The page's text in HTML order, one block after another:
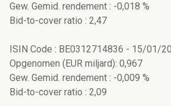
Gew. Gemid. rendement : -0,018 %
Bid-to-cover ratio : 2,47
ISIN Code : BE0312714836 - 15/01/
Opgenomen (EUR miljard): 0,967
Gew. Gemid. rendement : -0,009 %
Bid-to-cover ratio : 2,09